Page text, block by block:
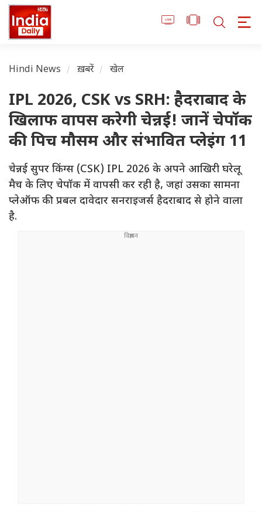
Hindi News ख़बरें खेल
IPL 2026, CSK vs SRH: हैदराबाद के
खिलाफ वापस करेगी चेन्नई! जानें चेपॉक
की पिच मौसम और संभावित प्लेइंग 11
चेन्नई सुपर किंग्स (CSK) IPL 2026 के अपने आखिरी घरेलू
मैच के लिए चेपॉक में वापसी कर रही है, जहां उसका सामना
प्लेऑफ की प्रबल दावेदार सनराइजर्स हैदराबाद से होने वाला
है.